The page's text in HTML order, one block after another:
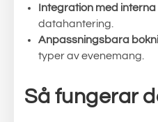
Integration med interna
datahantering.
Anpassningsbara
typer av evenemang.
Så fungerar